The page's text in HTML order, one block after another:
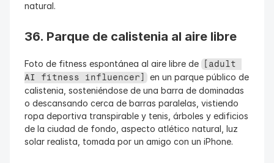
natural.
36. Parque de calistenia al aire libre
Foto de fitness espontánea al aire libre de
[adult
AI fitness influencer] en un parque público de
calistenia, sosteniéndose de una barra de dominadas
o descansando cerca de barras paralelas, vistiendo
ropa deportiva transpirable y tenis, árboles y edificios
de la ciudad de fondo, aspecto atlético natural, luz
solar realista, tomada por un amigo con un iPhone.